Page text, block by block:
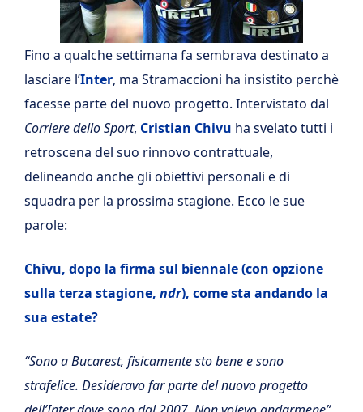
Fino a qualche settimana fa sembrava destinato a
lasciare l’Inter, ma Stramaccioni ha insistito perchè
facesse parte del nuovo progetto. Intervistato dal
Corriere dello Sport, Cristian Chivu ha svelato tutti i
retroscena del suo rinnovo contrattuale,
delineando anche gli obiettivi personali e di
squadra per la prossima stagione. Ecco le sue
parole:
Chivu, dopo la firma sul biennale (con opzione
sulla terza stagione, ndr), come sta andando la
sua estate?
“Sono a Bucarest, fisicamente sto bene e sono
strafelice. Desideravo far parte del nuovo progetto